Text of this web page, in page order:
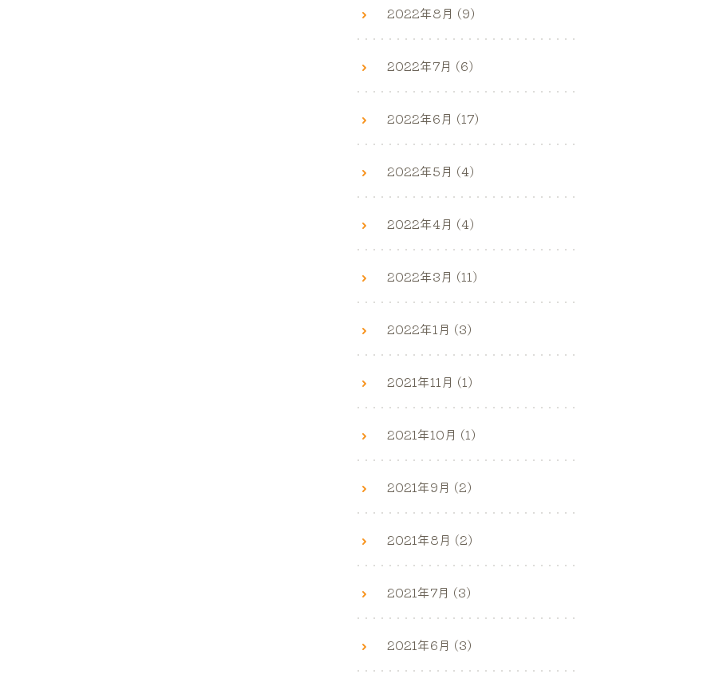
2022年8月 (9)
2022年7月 (6)
2022年6月 (17)
2022年5月 (4)
2022年4月 (4)
2022年3月 (11)
2022年1月 (3)
2021年11月 (1)
2021年10月 (1)
2021年9月 (2)
2021年8月 (2)
2021年7月 (3)
2021年6月 (3)